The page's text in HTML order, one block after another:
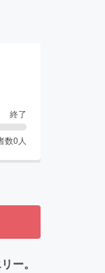
終了
数0 人
ー。